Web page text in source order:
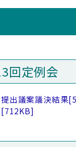
回定例会
出議案議決結果
[712KB]